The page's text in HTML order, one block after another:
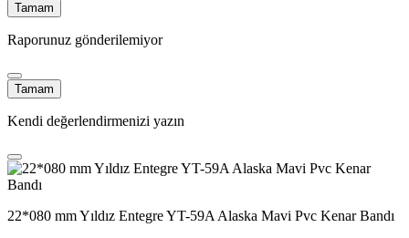
Tamam
Raporunuz gönderilemiyor
Tamam
Kendi değerlendirmenizi yazın
22*080 mm Yıldız Entegre YT-59A Alaska Mavi Pvc Kenar Bandı